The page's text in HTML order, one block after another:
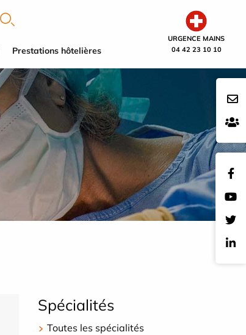
URGENCE MAINS
04 42 23 10 10
Prestations hôtelières
Spécialités
Toutes les spécialités